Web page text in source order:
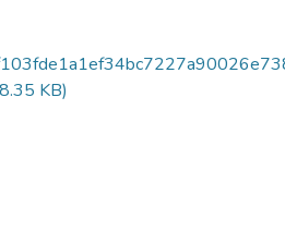
KB)